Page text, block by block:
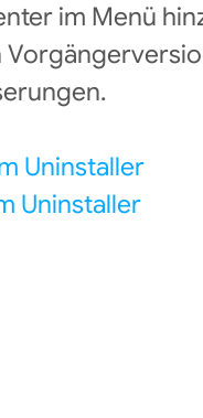
im Menü
Uninstaller
Uninstaller